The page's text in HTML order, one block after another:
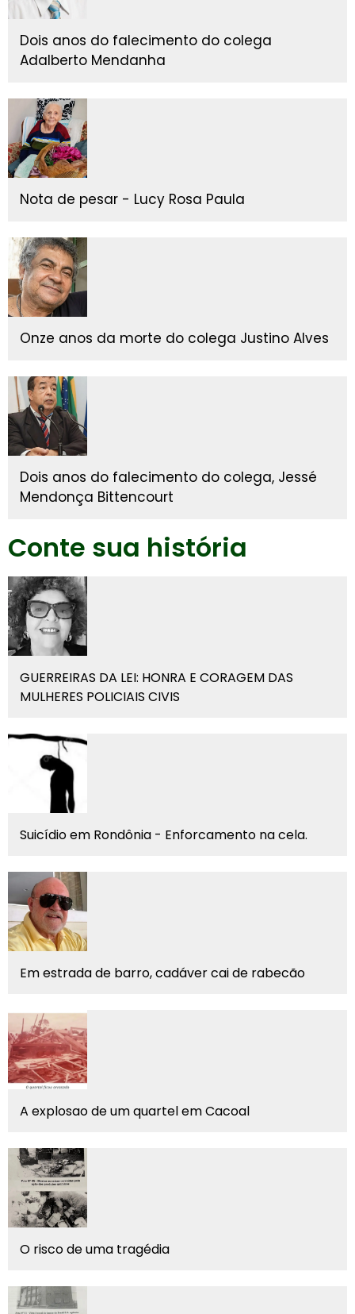
Dois anos do falecimento do colega
Adalberto Mendanha
Nota de pesar - Lucy Rosa Paula
Onze anos da morte do colega Justino Alves
Dois anos do falecimento do colega, Jessé
Mendonça Bittencourt
Conte sua história
GUERREIRAS DA LEI: HONRA E CORAGEM DAS
MULHERES POLICIAIS CIVIS
Suicídio em Rondônia - Enforcamento na cela.
Em estrada de barro, cadáver cai de rabecão
A explosao de um quartel em Cacoal
O risco de uma tragédia